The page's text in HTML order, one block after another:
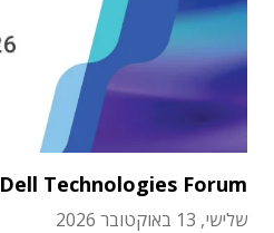
Dell Technologies Forum
שלישי, 13 באוקטובר 2026